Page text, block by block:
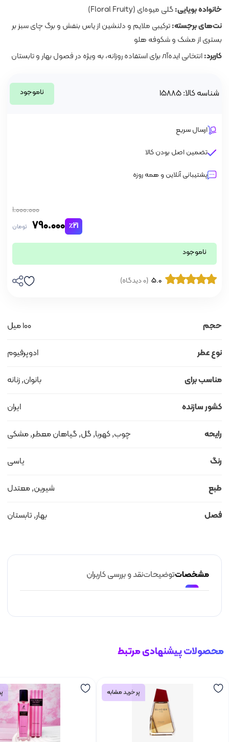
خانواده بویایی:گلی میوه‌ای (Floral Fruity)
نت‌های برجسته:ترکیبی ملایم و دلنشین از یاس بنفش و برگ چای سبز بر
بستری از مشک و شکوفه هلو
کاربرد:انتخابی ایده‌آл برای استفاده روزانه، به ویژه در فصول بهار و تابستان
حجم 100 میل
نوع عطر ادوپرفیوم
مناسب برای بانوان, زنانه
کشور سازنده ایران
رایحه چوب, کهربا, گل, گیاهان معطر, مشکی
رنگ یاسی
طبع شیرین, معتدل
فصل بهار, تابستان
شناسه کالا: 15885 ناموجود
ارسال سریع
تضمین اصل بودن کالا
پشتیبانی آنلاین و همه روزه
1.000.000
790.000 تومان ٪21
ناموجود
5.0 (0 دیدگاه)
مشخصاتتوضیحاتنقد و بررسی کاربران
محصولات پیشنهادی مرتبط
پر خرید مشابه